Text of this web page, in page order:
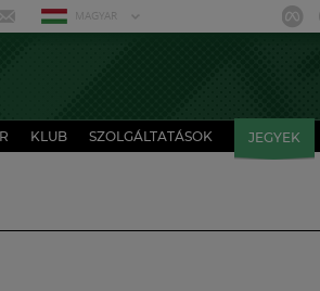
MAGYAR
KLUB SZOLGÁLTATÁSOK JEGYEK